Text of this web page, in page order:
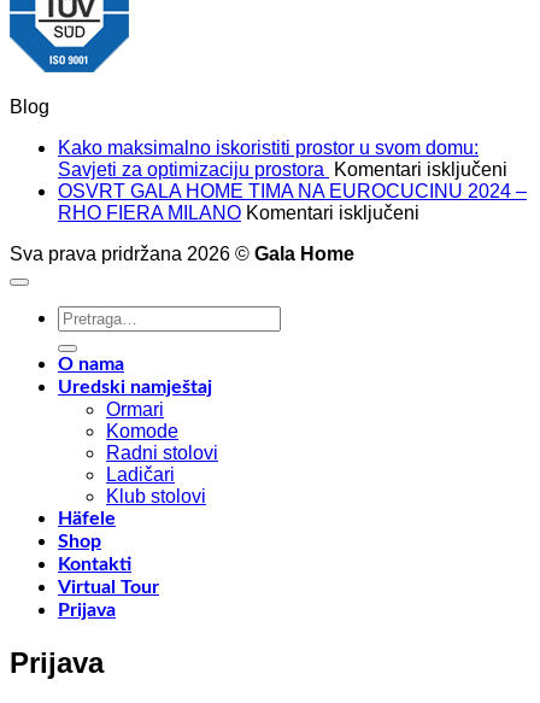
Blog
Kako maksimalno iskoristiti prostor u svom domu:
Savjeti za optimizaciju prostora
Komentari isključeni
OSVRT GALA HOME TIMA NA EUROCUCINU 2024 –
RHO FIERA MILANO Komentari isključeni
Sva prava pridržana 2026 © Gala Home
Pretraži:
O nama
Uredski namještaj
Ormari
Komode
Radni stolovi
Ladičari
Klub stolovi
Häfele
Shop
Kontakti
Virtual Tour
Prijava
Prijava